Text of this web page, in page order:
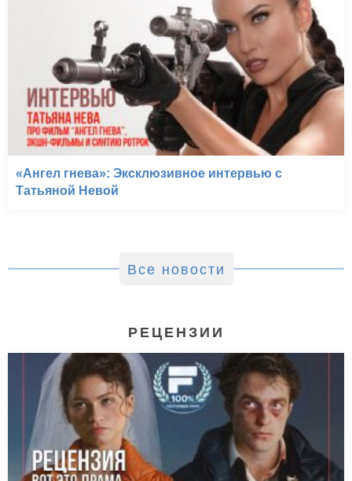
«Ангел гнева»: Эксклюзивное интервью с
Татьяной Невой
Все новости
РЕЦЕНЗИИ